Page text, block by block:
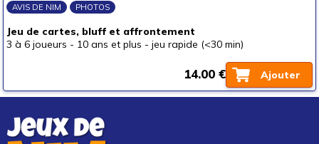
AVIS DE NIM PHOTOS
Jeu de cartes, bluff et affrontement
3 à 6 joueurs - 10 ans et plus - jeu rapide (<30 min)
Ajouter
14.00 €